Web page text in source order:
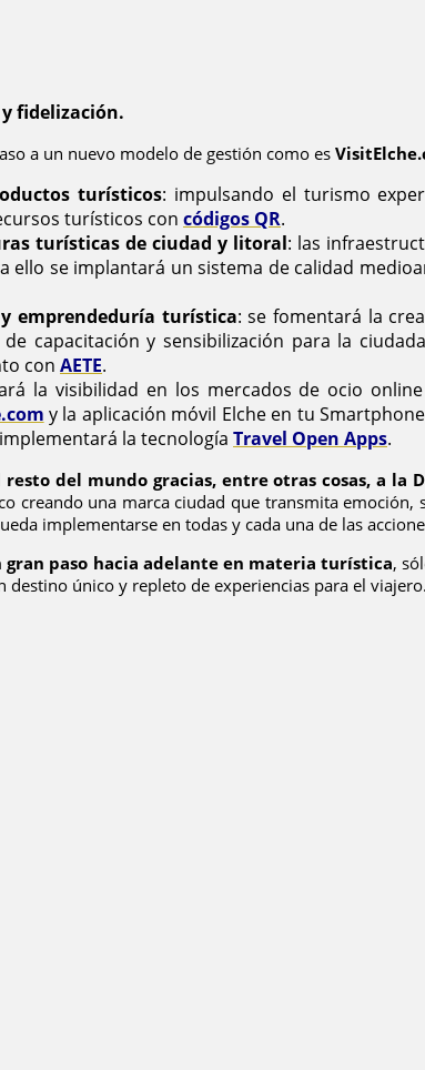
fidelización.
a un nuevo modelo de gestión como es
turísticos: impulsando el turismo
turísticos con códigos QR.
turísticas de ciudad y litoral: las
ello se implantará un sistema de calidad
emprendeduría turística: se fomentará la
capacitación y sensibilización para la
con AETE.
la visibilidad en los mercados de ocio
y la aplicación móvil Elche en tu
la tecnología Travel Open Apps.
resto del mundo gracias, entre otras cosas, a la
creando una marca ciudad que transmita
implementarse en todas y cada una de las
gran paso hacia adelante en materia turística,
único y repleto de experiencias para el viajero.